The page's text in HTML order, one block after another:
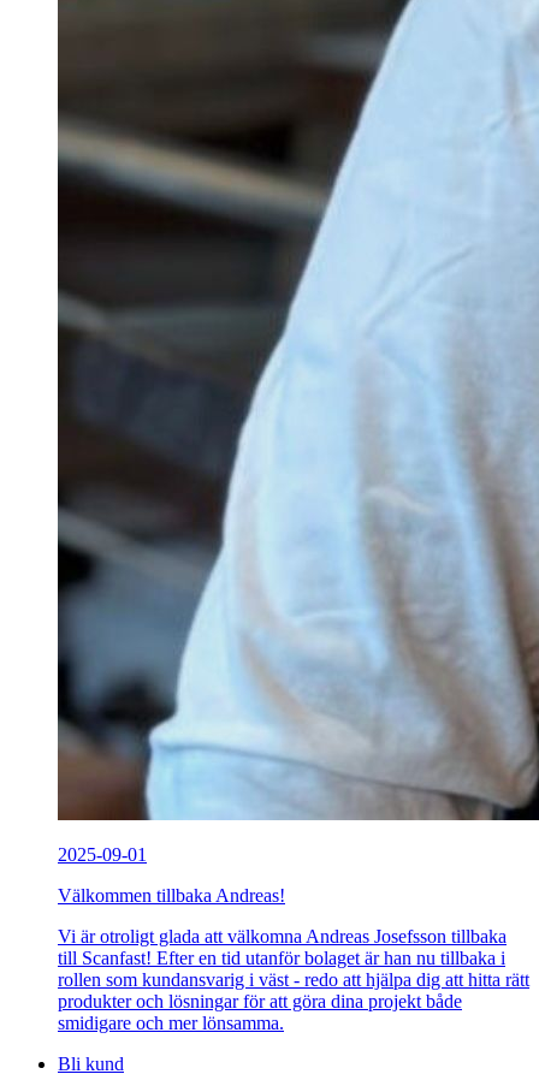
2025-09-01
Välkommen tillbaka Andreas!
Vi är otroligt glada att välkomna Andreas Josefsson tillbaka
till Scanfast! Efter en tid utanför bolaget är han nu tillbaka i
rollen som kundansvarig i väst - redo att hjälpa dig att hitta rätt
produkter och lösningar för att göra dina projekt både
smidigare och mer lönsamma.
Bli kund